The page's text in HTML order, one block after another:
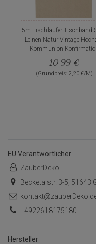
5m Tischläufer Tischband
Leinen Natur Vintage
Kommunion
10,99 €
(Grundpreis: 2,20 €/M)
EU Verantwortlicher
ZauberDeko
Becketalstr. 3-5, 51643
+4922618175180
Hersteller